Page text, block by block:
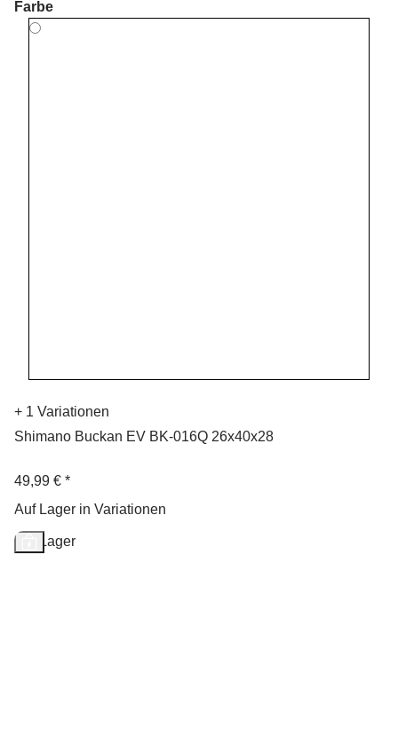
Farbe
+ 1 Variationen
Shimano Buckan EV BK-016Q 26x40x28
49,99 € *
Auf Lager in Variationen
Auf Lager